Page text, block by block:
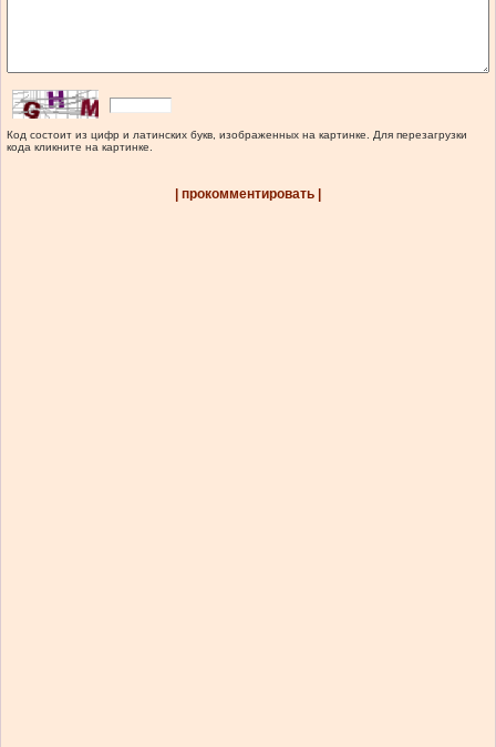
Код состоит из цифр и латинских букв, изображенных на картинке. Для перезагрузки
кода кликните на картинке.
| прокомментировать |